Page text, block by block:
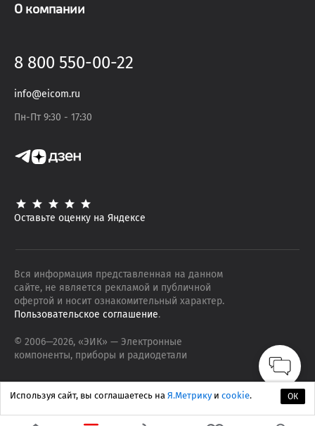
О компании
8 800 550-00-22
info@eicom.ru
Пн-Пт 9:30 - 17:30
Оставьте оценку на Яндексе
Вся информация представленная на данном
сайте, не является рекламой и публичной
офертой и носит ознакомительный характер.
Пользовательское соглашение.
© 2006—2026, «ЭИК» — Электронные
компоненты, приборы и радиодетали
ОК
Используя сайт, вы соглашаетесь на Я.Метрику и cookie.